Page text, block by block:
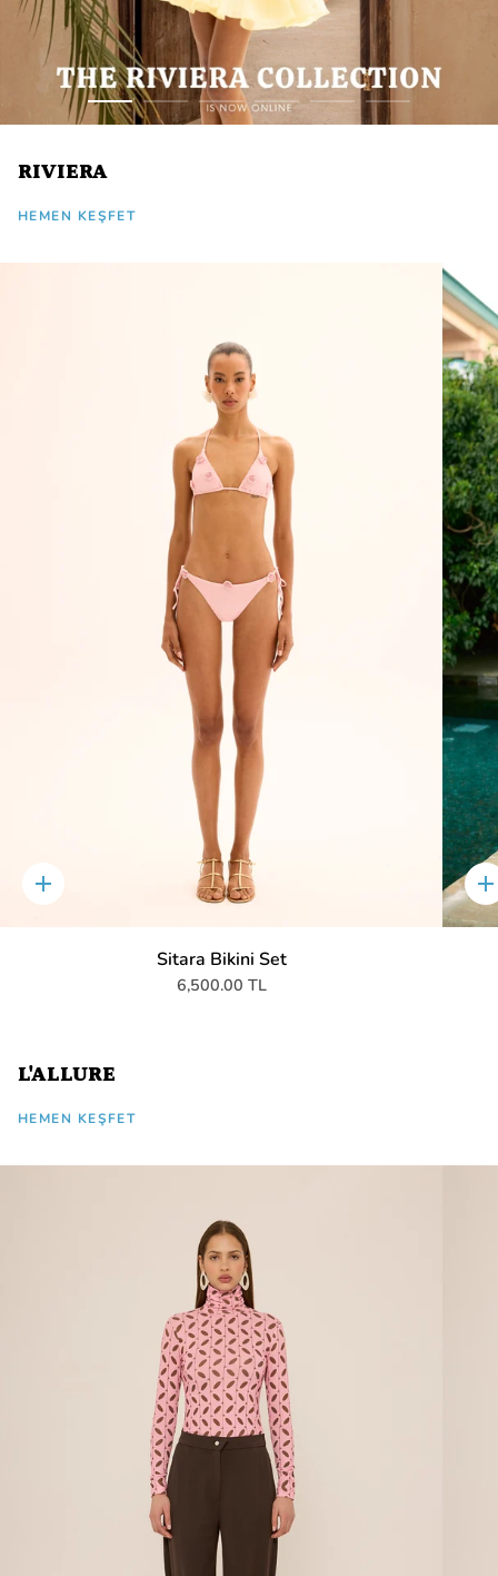
RIVIERA
HEMEN KEŞFET
Hızlıca
sepete
ekle
Sitara Bikini Set
6,500.00 TL
L'ALLURE
HEMEN KEŞFET